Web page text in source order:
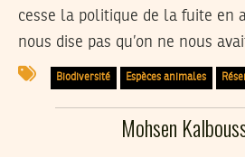
cesse la politique de la fuite en
nous dise pas qu’on ne nous
Biodiversité Espèces animales
Mohsen